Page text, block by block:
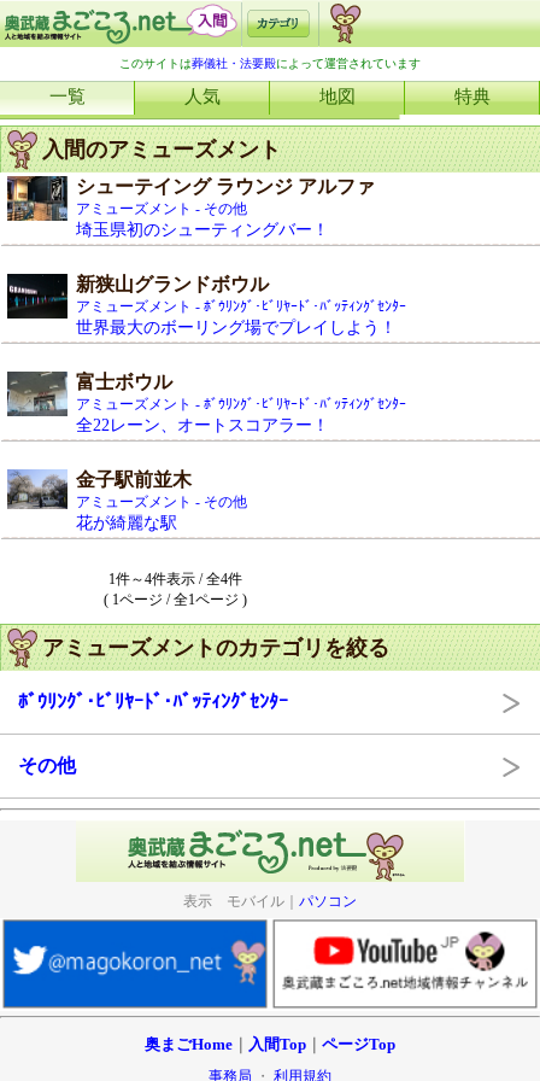
このサイトは葬儀社・法要殿によって運営されています
一覧 人気 地図 特典
入間のアミューズメント
シューテイング ラウンジ アルファ
アミューズメント - その他
埼玉県初のシューティングバー！
新狭山グランドボウル
アミューズメント - ﾎﾞｳﾘﾝｸﾞ･ﾋﾞﾘﾔｰﾄﾞ･ﾊﾞｯﾃｨﾝｸﾞｾﾝﾀｰ
世界最大のボーリング場でプレイしよう！
富士ボウル
アミューズメント - ﾎﾞｳﾘﾝｸﾞ･ﾋﾞﾘﾔｰﾄﾞ･ﾊﾞｯﾃｨﾝｸﾞｾﾝﾀｰ
全22レーン、オートスコアラー！
金子駅前並木
アミューズメント - その他
花が綺麗な駅
1件～4件表示 / 全4件
( 1ページ / 全1ページ )
アミューズメントのカテゴリを絞る
ﾎﾞｳﾘﾝｸﾞ･ﾋﾞﾘﾔｰﾄﾞ･ﾊﾞｯﾃｨﾝｸﾞｾﾝﾀｰ
その他
表示 モバイル｜ パソコン
奥まごHome ｜ 入間Top ｜ ページTop
事務局 ・ 利用規約